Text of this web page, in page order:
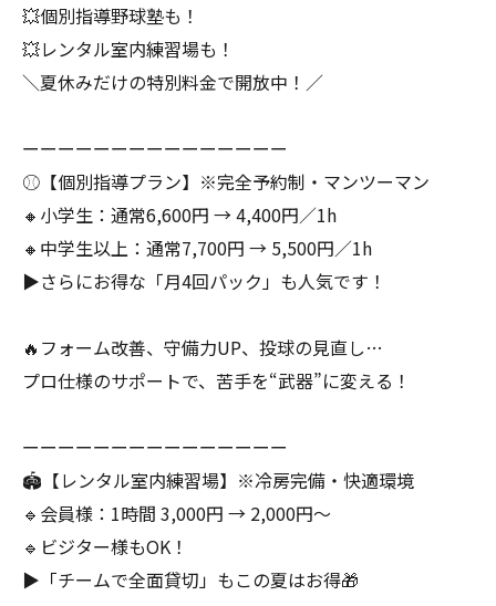
💥個別指導野球塾も！
💥レンタル室内練習場も！
＼夏休みだけの特別料金で開放中！／
ーーーーーーーーーーーーーーー
⚾️【個別指導プラン】※完全予約制・マンツーマン
🔸小学生：通常6,600円 → 4,400円／1h
🔸中学生以上：通常7,700円 → 5,500円／1h
▶️さらにお得な「月4回パック」も人気です！
🔥フォーム改善、守備力UP、投球の見直し…
プロ仕様のサポートで、苦手を“武器”に変える！
ーーーーーーーーーーーーーーー
🏟【レンタル室内練習場】※冷房完備・快適環境
🔹会員様：1時間 3,000円 → 2,000円〜
🔹ビジター様もOK！
▶️「チームで全面貸切」もこの夏はお得🎁